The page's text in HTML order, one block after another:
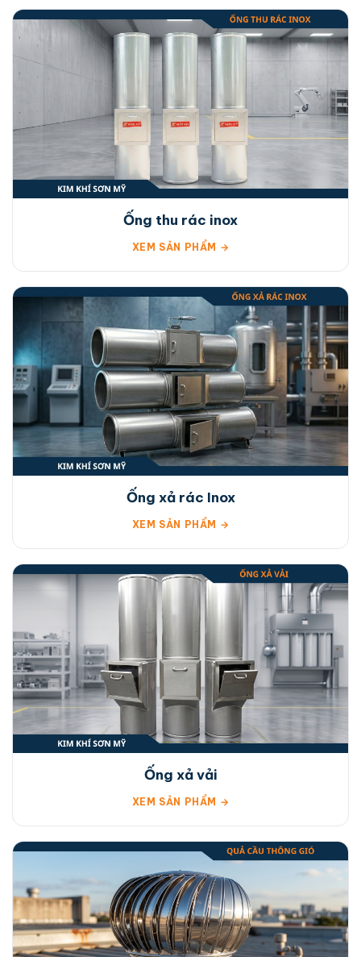
Ống thu rác inox
XEM SẢN PHẨM →
Ống xả rác Inox
XEM SẢN PHẨM →
Ống xả vải
XEM SẢN PHẨM →